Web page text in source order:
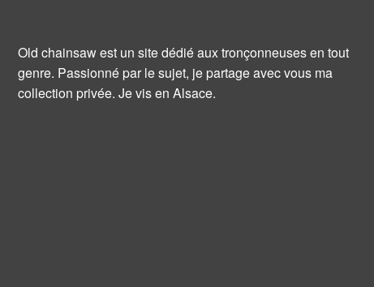
Old chainsaw est un site dédié aux tronçonneuses en tout
genre. Passionné par le sujet, je partage avec vous ma
collection privée. Je vis en Alsace.